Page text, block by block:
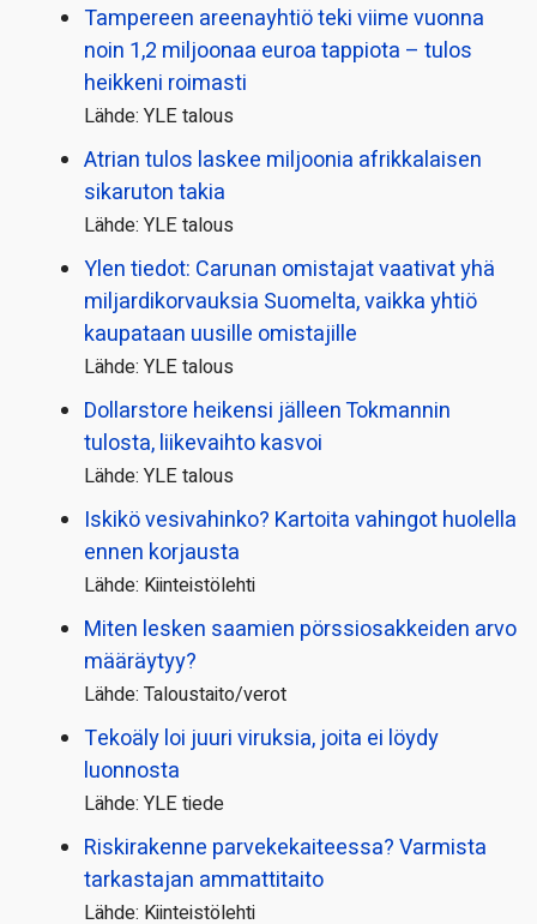
Tampereen areenayhtiö teki viime vuonna
noin 1,2 miljoonaa euroa tappiota – tulos
heikkeni roimasti
Lähde: YLE talous
Atrian tulos laskee miljoonia afrikkalaisen
sikaruton takia
Lähde: YLE talous
Ylen tiedot: Carunan omistajat vaativat yhä
miljardi­korvauksia Suomelta, vaikka yhtiö
kaupataan uusille omistajille
Lähde: YLE talous
Dollarstore heikensi jälleen Tokmannin
tulosta, liikevaihto kasvoi
Lähde: YLE talous
Iskikö vesivahinko? Kartoita vahingot huolella
ennen korjausta
Lähde: Kiinteistölehti
Miten lesken saamien pörssi­osakkeiden arvo
määräytyy?
Lähde: Taloustaito/verot
Tekoäly loi juuri viruksia, joita ei löydy
luonnosta
Lähde: YLE tiede
Riskirakenne parvekekaiteessa? Varmista
tarkastajan ammattitaito
Lähde: Kiinteistölehti